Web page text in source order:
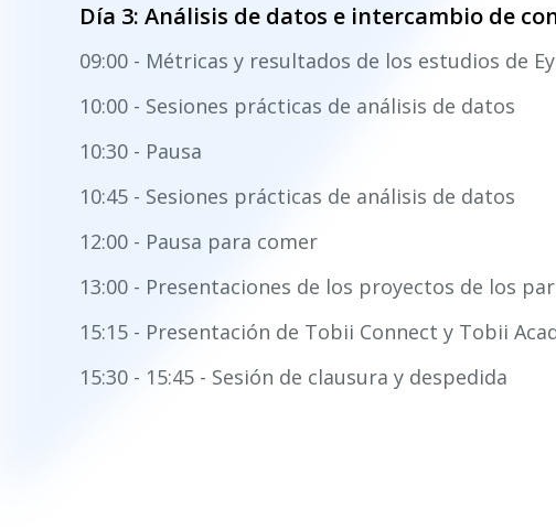
Día 3: Análisis de datos e intercambio de
09:00 - Métricas y resultados de los estudios de
10:00 - Sesiones prácticas de análisis de datos
10:30 - Pausa
10:45 - Sesiones prácticas de análisis de datos
12:00 - Pausa para comer
13:00 - Presentaciones de los proyectos de los
15:15 - Presentación de Tobii Connect y Tobii
15:30 - 15:45 - Sesión de clausura y despedida